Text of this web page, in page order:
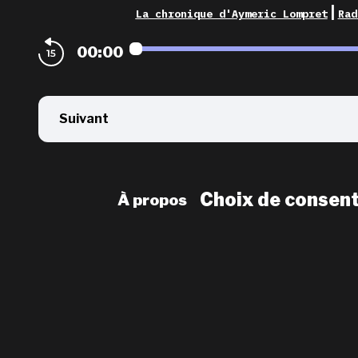
La chronique d'Aymeric Lompret
00:00
Suivant
À propos Choix de